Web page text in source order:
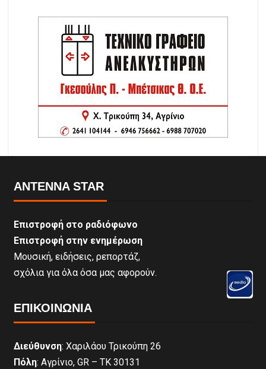
ANTENNA STAR
Επιστροφή στο ραδιόφωνο
Επιστροφή στην ενημέρωση
Μουσική, ειδήσεις, ρεπορτάζ,
σχόλια για όλα όσα μας αφορούν.
ΕΠΙΚΟΙΝΩΝΊΑ
Διεύθυνση: Χαριλάου Τρικούπη 26
Πόλη: Αγρίνιο, GR – ΤΚ 30131